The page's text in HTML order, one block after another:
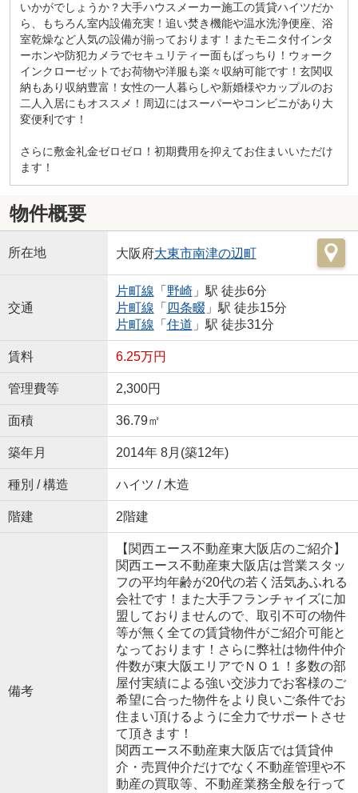
いかがでしょうか？大手ハウスメーカー施工の賃貸ハイツだか
ら、もちろん室内設備充実！追い焚き機能や温水洗浄便座、浴
室乾燥など人気の設備が揃っております！またモニタ付インタ
ーホンや防犯カメラでセキュリティー面もばっちり！ウォーク
インクローゼットでお荷物や洋服も楽々収納可能です！玄関収
納もあり収納豊富！女性の一人暮らしや新婚様やカップルのお
二人入居にもオススメ！周辺にはスーパーやコンビニがあり大
変便利です！
さらに敷金礼金ゼロゼロ！初期費用を抑えてお住まいいただけ
ます！
物件概要
所在地 大阪府大東市南津の辺町
交通
片町線 「 野崎」駅 徒歩6分
片町線 「 四条畷」駅 徒歩15分
片町線 「 住道 」駅 徒歩31分
賃料 6.25万円
管理費等 2,300円
面積 36.79㎡
築年月 2014年 8月(築12年)
種別 / 構造 ハイツ / 木造
階建 2階建
備考
【関西エース不動産東大阪店のご紹介】
関西エース不動産東大阪店は営業スタッ
フの平均年齢が20代の若く活気あふれる
会社です！また大手フランチャイズに加
盟しておりませんので、取引不可の物件
等が無く全ての賃貸物件がご紹介可能と
なっております！さらに弊社は物件仲介
件数が東大阪エリアでＮＯ１！多数の部
屋付実績による強い交渉力でお客様のご
希望に合った物件をより良いご条件でお
住まい頂けるように全力でサポートさせ
て頂きます！
関西エース不動産東大阪店では賃貸仲
介・売買仲介だけでなく不動産管理や不
動産の買取等、不動産業務全般を行って